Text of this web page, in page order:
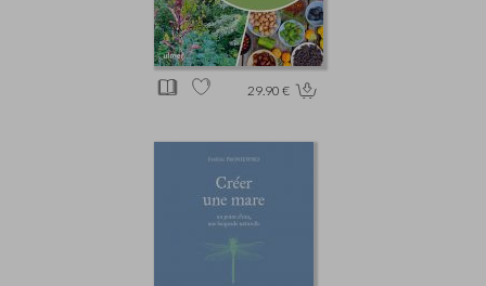
29.90 €